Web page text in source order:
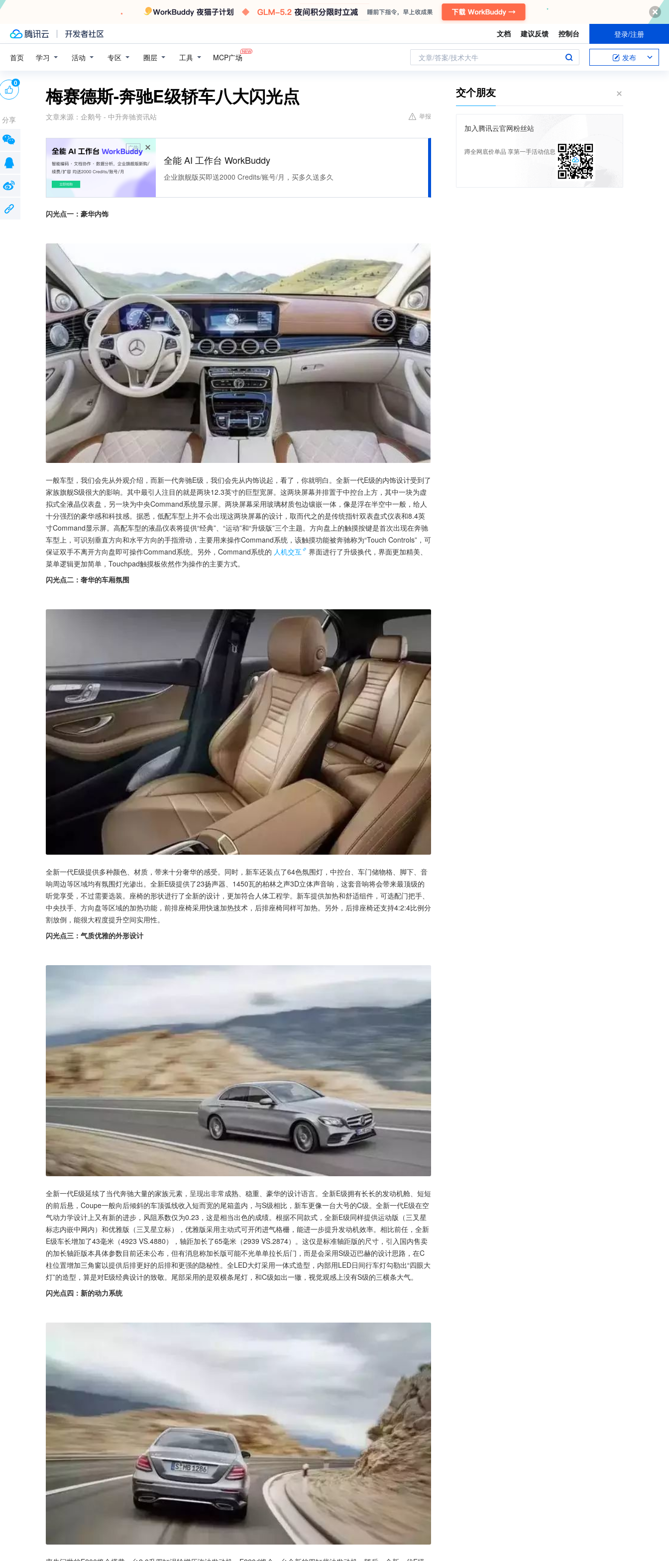
文档 建议反馈 控制台 登录/注册
首页 学习 活动 专区 圈层 工具 MCP广场 文章/答案/技术大牛 发布
梅赛德斯-奔驰E级轿车八大闪光点
文章来源： 企鹅号 - 中升奔驰资讯站 举报
广告
全能 AI 工作台 WorkBuddy
企业旗舰版买即送2000 Credits/账号/月，买多久送多久
闪光点一：豪华内饰
一般车型，我们会先从外观介绍，而新一代奔驰E级，我们会先从内饰说起，看了，你就明白。全新一代E级的内饰设计受到了
家族旗舰S级很大的影响。其中最引人注目的就是两块12.3英寸的巨型宽屏。这两块屏幕并排置于中控台上方，其中一块为虚
拟式全液晶仪表盘，另一块为中央Command系统显示屏。两块屏幕采用玻璃材质包边镶嵌一体，像是浮在半空中一般，给人
十分强烈的豪华感和科技感。据悉，低配车型上并不会出现这两块屏幕的设计，取而代之的是传统指针双表盘式仪表和8.4英
寸Command显示屏。高配车型的液晶仪表将提供“经典”、“运动”和“升级版”三个主题。方向盘上的触摸按键是首次出现在奔驰
车型上，可识别垂直方向和水平方向的手指滑动，主要用来操作Command系统，该触摸功能被奔驰称为“Touch Controls”，可
保证双手不离开方向盘即可操作Command系统。另外，Command系统的 人机交互
界面进行了升级换代，界面更加精美、
菜单逻辑更加简单，Touchpad触摸板依然作为操作的主要方式。
闪光点二：奢华的车厢氛围
全新一代E级提供多种颜色、材质，带来十分奢华的感受。同时，新车还装点了64色氛围灯，中控台、车门储物格、脚下、音
响周边等区域均有氛围灯光渗出。全新E级提供了23扬声器、1450瓦的柏林之声3D立体声音响，这套音响将会带来最顶级的
听觉享受，不过需要选装。座椅的形状进行了全新的设计，更加符合人体工程学。新车提供加热和舒适组件，可选配门把手、
中央扶手、方向盘等区域的加热功能，前排座椅采用快速加热技术，后排座椅同样可加热。另外，后排座椅还支持4:2:4比例分
割放倒，能很大程度提升空间实用性。
闪光点三：气质优雅的外形设计
全新一代E级延续了当代奔驰大量的家族元素，呈现出非常成熟、稳重、豪华的设计语言。全新E级拥有长长的发动机舱、短短
的前后悬，Coupe一般向后倾斜的车顶弧线收入短而宽的尾箱盖内，与S级相比，新车更像一台大号的C级。全新一代E级在空
气动力学设计上又有新的进步，风阻系数仅为0.23，这是相当出色的成绩。根据不同款式，全新E级同样提供运动版（三叉星
标志内嵌中网内）和优雅版（三叉星立标），优雅版采用主动式可开闭进气格栅，能进一步提升发动机效率。相比前任，全新
E级车长增加了43毫米（4923 VS.4880），轴距加长了65毫米（2939 VS.2874）。这仅是标准轴距版的尺寸，引入国内售卖
的加长轴距版本具体参数目前还未公布，但有消息称加长版可能不光单单拉长后门，而是会采用S级迈巴赫的设计思路，在C
柱位置增加三角窗以提供后排更好的后排和更强的隐秘性。全LED大灯采用一体式造型，内部用LED日间行车灯勾勒出“四眼大
灯”的造型，算是对E级经典设计的致敬。尾部采用的是双横条尾灯，和C级如出一辙，视觉观感上没有S级的三横条大气。
闪光点四：新的动力系统
0
分享
交个朋友
加入腾讯云官网粉丝站
蹲全网底价单品 享第一手活动信息